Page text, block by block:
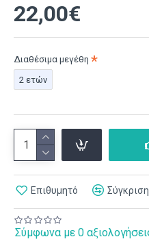
Σύμφωνα με 0
22,00€
Διαθέσιμα μεγέθη
2 ετών
Επιθυμητό Σύγκριση